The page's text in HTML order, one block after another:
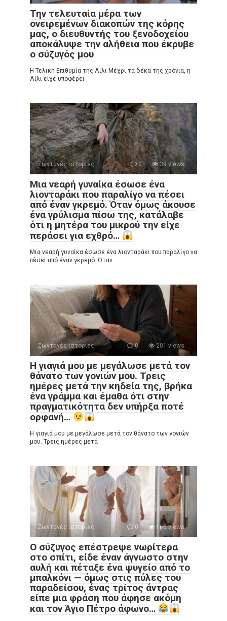
Την τελευταία μέρα των
ονειρεμένων διακοπών της κόρης
μας, ο διευθυντής του ξενοδοχείου
αποκάλυψε την αλήθεια που έκρυβε
ο σύζυγός μου
Η Τελική Επιθυμία της Λίλι Μέχρι τα δέκα της χρόνια, η
Λίλι είχε υποφέρει
Ζωντανές ιστορίες 0 39 views
Μια νεαρή γυναίκα έσωσε ένα
λιονταράκι που παραλίγο να πέσει
από έναν γκρεμό. Όταν όμως άκουσε
ένα γρύλισμα πίσω της, κατάλαβε
ότι η μητέρα του μικρού την είχε
περάσει για εχθρό…
Μια νεαρή γυναίκα έσωσε ένα λιονταράκι που παραλίγο να
πέσει από έναν γκρεμό. Όταν
Ζωντανές ιστορίες 0 201 views
Η γιαγιά μου με μεγάλωσε μετά τον
θάνατο των γονιών μου. Τρεις
ημέρες μετά την κηδεία της, βρήκα
ένα γράμμα και έμαθα ότι στην
πραγματικότητα δεν υπήρξα ποτέ
ορφανή…
Η γιαγιά μου με μεγάλωσε μετά τον θάνατο των γονιών
μου. Τρεις ημέρες μετά
Ζωντανές ιστορίες 0 166 views
Ο σύζυγος επέστρεψε νωρίτερα
στο σπίτι, είδε έναν άγνωστο στην
αυλή και πέταξε ένα ψυγείο από το
μπαλκόνι — όμως στις πύλες του
παραδείσου, ένας τρίτος άντρας
είπε μια φράση που άφησε ακόμη
και τον Άγιο Πέτρο άφωνο…